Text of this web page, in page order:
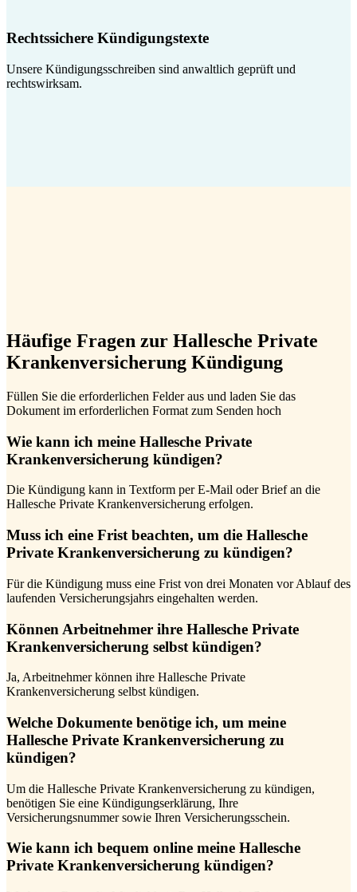
Rechtssichere Kündigungstexte
Unsere Kündigungsschreiben sind anwaltlich geprüft und
rechtswirksam.
Häufige Fragen zur Hallesche Private
Krankenversicherung Kündigung
Füllen Sie die erforderlichen Felder aus und laden Sie das
Dokument im erforderlichen Format zum Senden hoch
Wie kann ich meine Hallesche Private
Krankenversicherung kündigen?
Die Kündigung kann in Textform per E-Mail oder Brief an die
Hallesche Private Krankenversicherung erfolgen.
Muss ich eine Frist beachten, um die Hallesche
Private Krankenversicherung zu kündigen?
Für die Kündigung muss eine Frist von drei Monaten vor Ablauf des
laufenden Versicherungsjahrs eingehalten werden.
Können Arbeitnehmer ihre Hallesche Private
Krankenversicherung selbst kündigen?
Ja, Arbeitnehmer können ihre Hallesche Private
Krankenversicherung selbst kündigen.
Welche Dokumente benötige ich, um meine
Hallesche Private Krankenversicherung zu
kündigen?
Um die Hallesche Private Krankenversicherung zu kündigen,
benötigen Sie eine Kündigungserklärung, Ihre
Versicherungsnummer sowie Ihren Versicherungsschein.
Wie kann ich bequem online meine Hallesche
Private Krankenversicherung kündigen?